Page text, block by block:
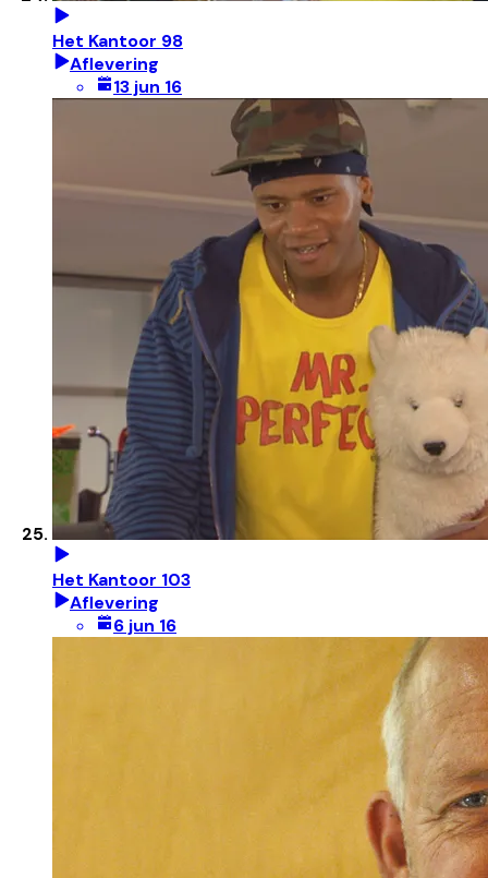
Het Kantoor 98
Aflevering
13 jun 16
Het Kantoor 103
Aflevering
6 jun 16